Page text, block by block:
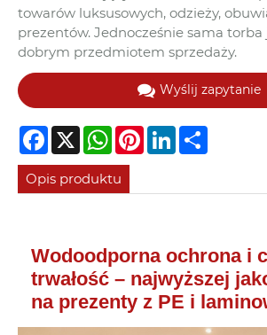
towarów luksusowych, odzieży,
prezentów. Jednocześnie sama torba
dobrym przedmiotem sprzedaży.
Wyślij zapytanie
Facebook
X WhatsApp
PinterestLinkedIn
Opis produktu
Wodoodporna ochrona i
trwałość – najwyższej
na prezenty z PE i